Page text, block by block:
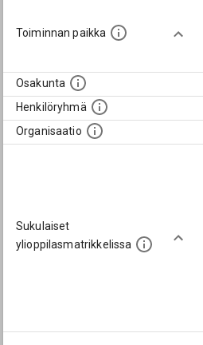
Toiminnan paikka
Osakunta
Henkilöryhmä
Organisaatio
Sukulaiset
ylioppilasmatrikkelissa